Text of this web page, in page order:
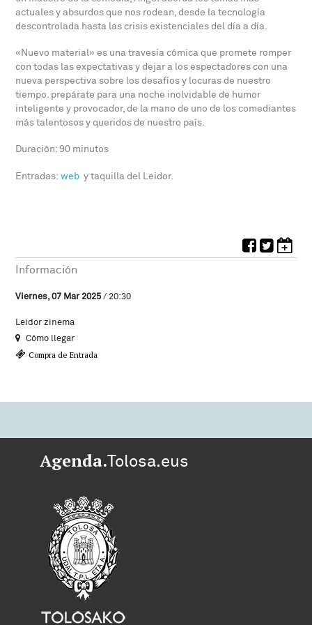
actuales y absurdos que nos rodean, desde la tecnología
descontrolada hasta las crisis existenciales del día a día.
«Nuevo material» es una travesía cómica que promete romper
con todas las expectativas y dejar a los espectadores con una
nueva perspectiva sobre los desafíos y locuras de nuestro
tiempo. prepárate para una noche inolvidable de humor
inteligente y provocador, de la mano de uno de los comediantes
más talentosos y queridos de nuestro país.
Duración: 90 minutos
Entradas:web y taquilla del Leidor.
Información
Viernes, 07 Mar 2025/ 20:30
Leidor zinema
Cómo llegar
Compra de Entrada
Agenda.Tolosa.eus